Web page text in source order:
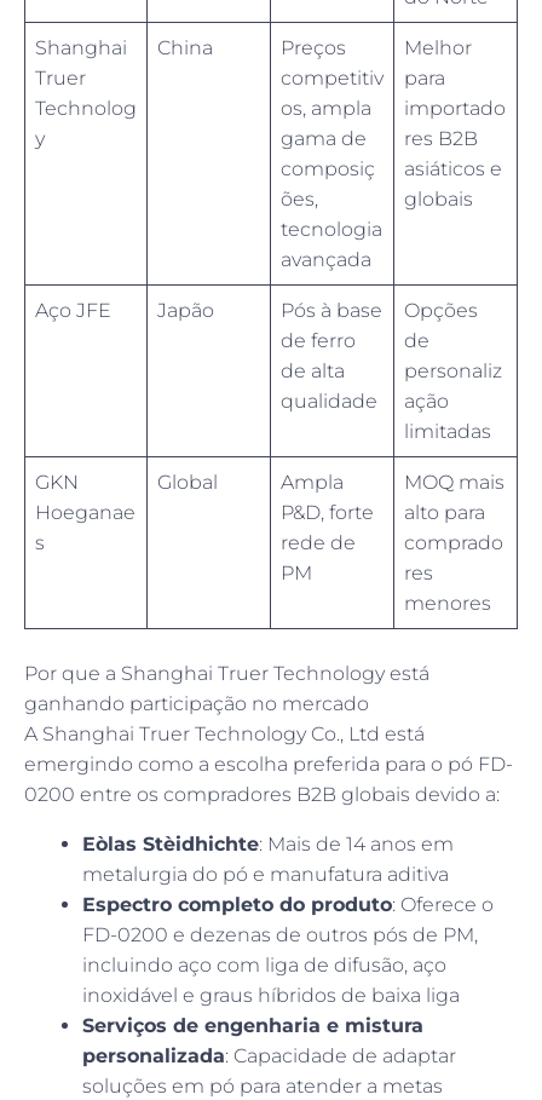
Shanghai
Truer
Technolog
y
China
Preços
competitiv
os, ampla
gama de
composiç
ões,
tecnologia
avançada
Melhor
para
importado
res B2B
asiáticos e
globais
Aço JFE Japão
Pós à base
de ferro
de alta
qualidade
Opções
de
personaliz
ação
limitadas
GKN
Hoeganae
s
Global
Ampla
P&D, forte
rede de
PM
MOQ mais
alto para
comprado
res
menores
Por que a Shanghai Truer Technology está
ganhando participação no mercado
A Shanghai Truer Technology Co., Ltd está
emergindo como a escolha preferida para o pó FD-
0200 entre os compradores B2B globais devido a:
Eòlas Stèidhichte: Mais de 14 anos em
metalurgia do pó e manufatura aditiva
Espectro completo do produto: Oferece o
FD-0200 e dezenas de outros pós de PM,
incluindo aço com liga de difusão, aço
inoxidável e graus híbridos de baixa liga
Serviços de engenharia e mistura
personalizada: Capacidade de adaptar
soluções em pó para atender a metas